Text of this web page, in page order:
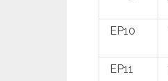
EP10
EP11